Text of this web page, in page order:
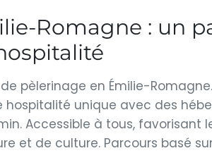
Romagne : un
pèlerinage en Émilie-
hospitalité unique avec des
Accessible à tous, favorisant
et de culture. Parcours basé